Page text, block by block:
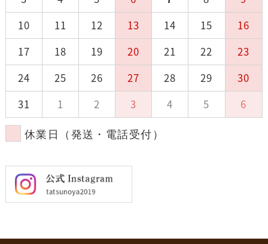
10
11 12 13 14 15
16
17
18 19 20 21 22
23
24
25 26 27 28 29
30
31
1 2 3 4 5 6
休業日（発送・電話受付）